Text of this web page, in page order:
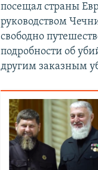
посещал страны
руководством
свободно
подробности об
другим заказным